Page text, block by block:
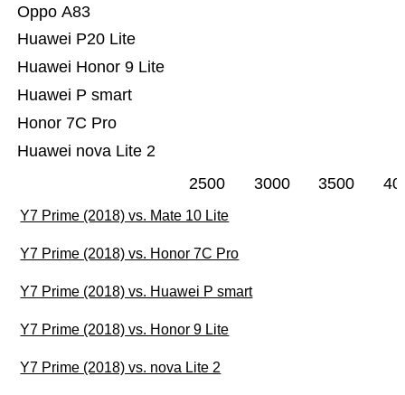
Huawei nova Lite 2
Honor 7C Pro
Huawei P smart
Huawei Honor 9 Lite
Huawei P20 Lite
Oppo A83
2500 3000 3500
Y7 Prime (2018) vs. Mate 10 Lite
Y7 Prime (2018) vs. Honor 7C Pro
Y7 Prime (2018) vs. Huawei P smart
Y7 Prime (2018) vs. Honor 9 Lite
Y7 Prime (2018) vs. nova Lite 2